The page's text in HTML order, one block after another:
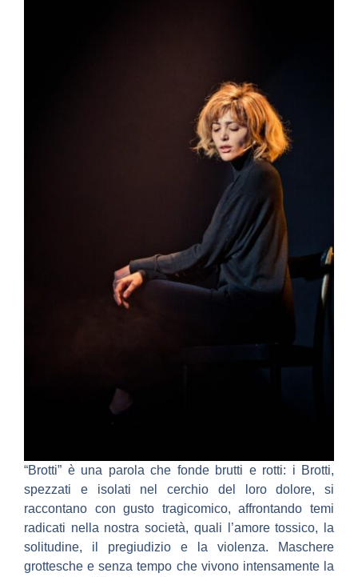
“Brotti” è una parola che fonde brutti e rotti: i Brotti,
spezzati e isolati nel cerchio del loro dolore, si
raccontano con gusto tragicomico, affrontando temi
radicati nella nostra società, quali l’amore tossico, la
solitudine, il pregiudizio e la violenza. Maschere
grottesche e senza tempo che vivono intensamente la